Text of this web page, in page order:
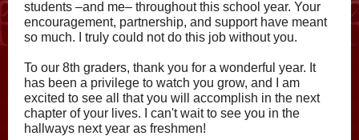
students –and me– throughout this school year. Your
encouragement, partnership, and support have meant
so much. I truly could not do this job without you.
To our 8th graders, thank you for a wonderful year. It
has been a privilege to watch you grow, and I am
excited to see all that you will accomplish in the next
chapter of your lives. I can't wait to see you in the
hallways next year as freshmen!